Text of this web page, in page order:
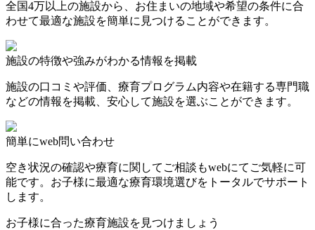
全国4万以上の施設から、お住まいの地域や希望の条件に合
わせて最適な施設を簡単に見つけることができます。
施設の特徴や強みがわかる情報を掲載
施設の口コミや評価、療育プログラム内容や在籍する専門職
などの情報を掲載、安心して施設を選ぶことができます。
簡単にweb問い合わせ
空き状況の確認や療育に関してご相談もwebにてご気軽に可
能です。お子様に最適な療育環境選びをトータルでサポート
します。
お子様に合った療育施設を見つけましょう